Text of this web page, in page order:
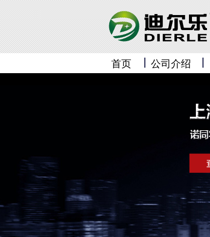
首页 公司介绍